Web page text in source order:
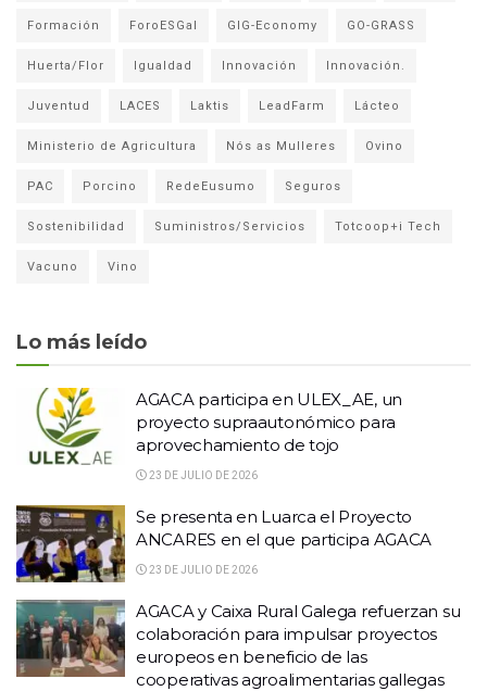
Formación ForoESGal GIG-Economy GO-GRASS
Huerta/Flor Igualdad Innovación Innovación.
Juventud LACES Laktis LeadFarm Lácteo
Ministerio de Agricultura Nós as Mulleres Ovino
PAC Porcino RedeEusumo Seguros
Sostenibilidad Suministros/Servicios Totcoop+i Tech
Vacuno Vino
Lo más leído
AGACA participa en ULEX_AE, un
proyecto supraautonómico para
aprovechamiento de tojo
23 DE JULIO DE 2026
Se presenta en Luarca el Proyecto
ANCARES en el que participa AGACA
23 DE JULIO DE 2026
AGACA y Caixa Rural Galega refuerzan su
colaboración para impulsar proyectos
europeos en beneficio de las
cooperativas agroalimentarias gallegas